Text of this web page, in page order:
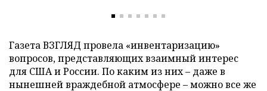
Газета ВЗГЛЯД провела «инвентаризацию»
вопросов, представляющих взаимный интерес
для США и России. По каким из них – даже в
нынешней враждебной атмосфере – можно все же